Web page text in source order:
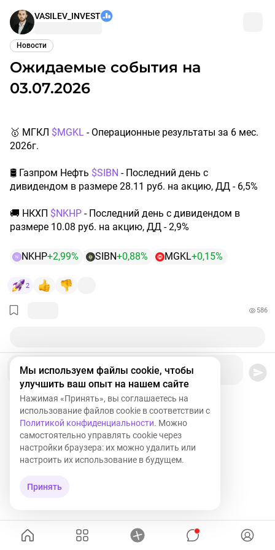
VASILEV_INVEST
Новости
Ожидаемые события на
03.07.2026
🥇 МГКЛ ​ $MGKL - Операционные результаты за 6 мес.
2026г.
🛢 Газпром Нефть ​ $SIBN - Последний день с
дивидендом в размере 28.11 руб. на акцию, ДД - 6,5%
🚚 НКХП ​ $NKHP - Последний день с дивидендом в
размере 10.08 руб. на акцию, ДД - 2,9%
N NKHP+2,99% SIBN+0,88% MGKL+0,15%
2
586
Ваш комментарий
Мы используем файлы cookie, чтобы
улучшить ваш опыт на нашем сайте
Нажимая «Принять», вы соглашаетесь на
использование файлов cookie в соответствии с
Политикой конфиденциальности. Можно
самостоятельно управлять cookie через
настройки браузера: их можно удалить или
настроить их использование в будущем.
Принять